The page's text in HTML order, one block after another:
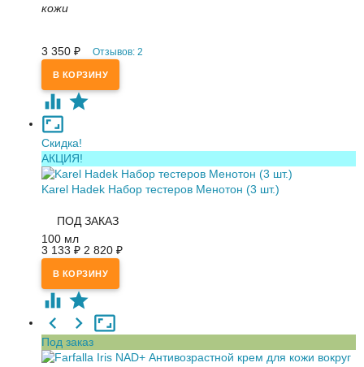
кожи
3 350 ₽ Отзывов: 2
Скидка!
АКЦИЯ!
Karel Hadek Набор тестеров Менотон (3 шт.)
ПОД ЗАКАЗ
100 мл
3 133 ₽ 2 820 ₽
Под заказ